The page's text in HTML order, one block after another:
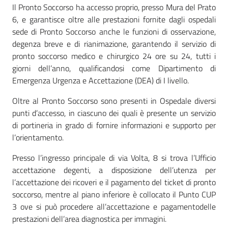
Il Pronto Soccorso ha accesso proprio, presso Mura del Prato
6, e garantisce oltre alle prestazioni fornite dagli ospedali
sede di Pronto Soccorso anche le funzioni di osservazione,
degenza breve e di rianimazione, garantendo il servizio di
pronto soccorso medico e chirurgico 24 ore su 24, tutti i
giorni dell’anno, qualificandosi come Dipartimento di
Emergenza Urgenza e Accettazione (DEA) di I livello.
Oltre al Pronto Soccorso sono presenti in Ospedale diversi
punti d’accesso, in ciascuno dei quali è presente un servizio
di portineria in grado di fornire informazioni e supporto per
l’orientamento.
Presso l’ingresso principale di via Volta, 8 si trova l’Ufficio
accettazione degenti, a disposizione dell’utenza per
l’accettazione dei ricoveri e il pagamento del ticket di pronto
soccorso, mentre al piano inferiore è collocato il Punto CUP
3 ove si può procedere all’accettazione e pagamentodelle
prestazioni dell’area diagnostica per immagini.